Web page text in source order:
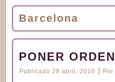
Barcelona
PONER ORDEN
Publicado 28 abril, 2010 Por